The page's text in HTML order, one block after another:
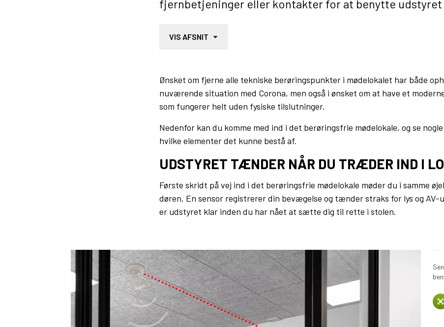
fjernbetjeninger eller kontakter for at benytte
VIS AFSNIT
Ønsket om fjerne alle tekniske berøringspunkter i mødelokalet har både
nuværende situation med Corona, men også i ønsket om at have et
som fungerer helt uden fysiske tilslutninger.
Nedenfor kan du komme med ind i det berøringsfrie mødelokale, og se
hvilke elementer det kunne bestå af.
UDSTYRET TÆNDER NÅR DU TRÆDER IND I
Første skridt på vej ind i det berøringsfrie mødelokale møder du i samme
døren. En sensor registrerer din bevægelse og tænder straks for lys og AV-
er udstyret klar inden du har nået at sætte dig til rette i stolen.